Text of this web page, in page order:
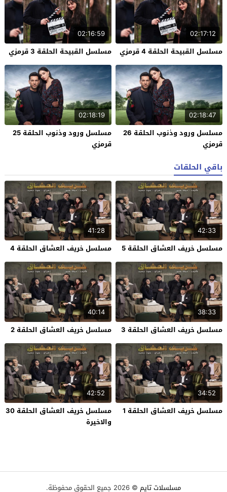
02:17:12
مسلسل القبيحة الحلقة 4 قرمزي
02:16:59
مسلسل القبيحة الحلقة 3 قرمزي
02:18:47
مسلسل ورود وذنوب الحلقة 26
قرمزي
02:18:19
مسلسل ورود وذنوب الحلقة 25
قرمزي
باقي الحلقات
42:33
مسلسل خريف العشاق الحلقة 5
41:28
مسلسل خريف العشاق الحلقة 4
38:33
مسلسل خريف العشاق الحلقة 3
40:14
مسلسل خريف العشاق الحلقة 2
34:52
مسلسل خريف العشاق الحلقة 1
42:52
مسلسل خريف العشاق الحلقة 30
والاخيرة
مسلسلات تايم © 2026 جميع الحقوق محفوظة.